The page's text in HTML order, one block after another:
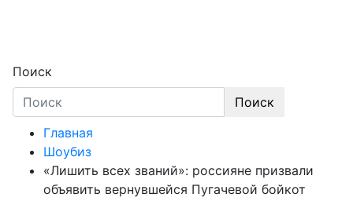
Секреты звёзд
Новости, истории звёзд шоу-бизнеса,
Поиск
Поиск
Главная
Шоубиз
«Лишить всех званий»: россияне призвали
объявить вернувшейся Пугачевой бойкот